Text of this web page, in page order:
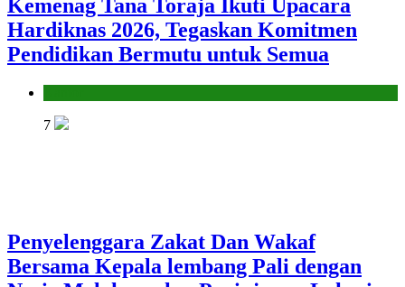
Kemenag Tana Toraja Ikuti Upacara
Hardiknas 2026, Tegaskan Komitmen
Pendidikan Bermutu untuk Semua
7
Penyelenggara Zakat Dan Wakaf
Bersama Kepala lembang Pali dengan